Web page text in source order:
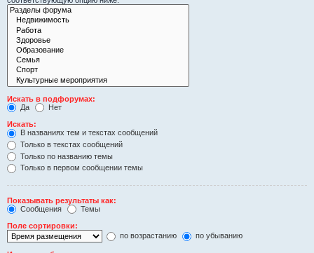
Искать в подфорумах:
Да
Нет
Искать:
В названиях тем и текстах сообщений
Только в текстах сообщений
Только по названию темы
Только в первом сообщении темы
Показывать результаты как:
Сообщения
Темы
Поле сортировки:
по возрастанию
по убыванию